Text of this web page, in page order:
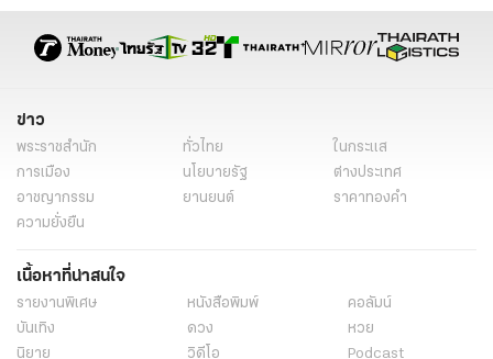
เกษตรกรรมสมัยใหม่ การลงทุนระบบชลประทาน
หนังสือพิมพ์ไทยรัฐ
ข่าวไทยรัฐ คอลัมน์หนังสือพิมพ์ไทยรัฐ หมายเหตุประเทศไทย
ข่าว
พระราชสำนัก ทั่วไทย
ในกระแส
การเมือง
นโยบายรัฐ
ต่างประเทศ
อาชญากรรม
ยานยนต์
ราคาทองคำ
ความยั่งยืน
เนื้อหาที่น่าสนใจ
รายงานพิเศษ หนังสือพิมพ์
คอลัมน์
บันเทิง
ดวง
หวย
นิยาย
วิดีโอ
Podcast